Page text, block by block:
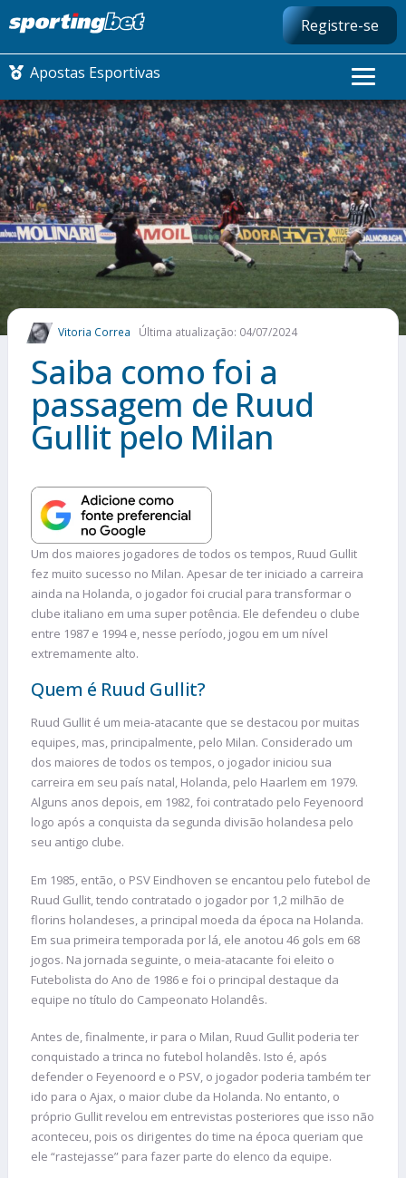
Registre-se
Apostas Esportivas
CONMEBOL LIBERTADORES
FUTEBOL NACIONAL
FUTEBOL INTERNACIONAL
COMO APOSTAR
MAIS ESPORTES
Vitoria Correa Última atualização: 04/07/2024
Saiba como foi a
passagem de Ruud
Gullit pelo Milan
Um dos maiores jogadores de todos os tempos, Ruud Gullit
fez muito sucesso no Milan. Apesar de ter iniciado a carreira
ainda na Holanda, o jogador foi crucial para transformar o
clube italiano em uma super potência. Ele defendeu o clube
entre 1987 e 1994 e, nesse período, jogou em um nível
extremamente alto.
Quem é Ruud Gullit?
Ruud Gullit é um meia-atacante que se destacou por muitas
equipes, mas, principalmente, pelo Milan. Considerado um
dos maiores de todos os tempos, o jogador iniciou sua
carreira em seu país natal, Holanda, pelo Haarlem em 1979.
Alguns anos depois, em 1982, foi contratado pelo Feyenoord
logo após a conquista da segunda divisão holandesa pelo
seu antigo clube.
Em 1985, então, o PSV Eindhoven se encantou pelo futebol de
Ruud Gullit, tendo contratado o jogador por 1,2 milhão de
florins holandeses, a principal moeda da época na Holanda.
Em sua primeira temporada por lá, ele anotou 46 gols em 68
jogos. Na jornada seguinte, o meia-atacante foi eleito o
Futebolista do Ano de 1986 e foi o principal destaque da
equipe no título do Campeonato Holandês.
Antes de, finalmente, ir para o Milan, Ruud Gullit poderia ter
conquistado a trinca no futebol holandês. Isto é, após
defender o Feyenoord e o PSV, o jogador poderia também ter
ido para o Ajax, o maior clube da Holanda. No entanto, o
próprio Gullit revelou em entrevistas posteriores que isso não
aconteceu, pois os dirigentes do time na época queriam que
ele “rastejasse” para fazer parte do elenco da equipe.